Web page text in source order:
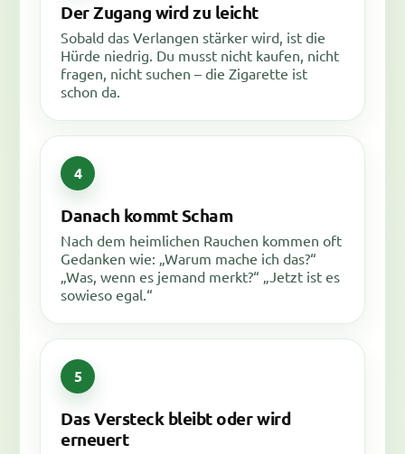
Der Zugang wird zu leicht
Sobald das Verlangen stärker wird, ist die
Hürde niedrig. Du musst nicht kaufen, nicht
fragen, nicht suchen – die Zigarette ist
schon da.
Danach kommt Scham
Nach dem heimlichen Rauchen kommen oft
Gedanken wie: „Warum mache ich das?“
„Was, wenn es jemand merkt?“ „Jetzt ist es
sowieso egal.“
Das Versteck bleibt oder wird
erneuert